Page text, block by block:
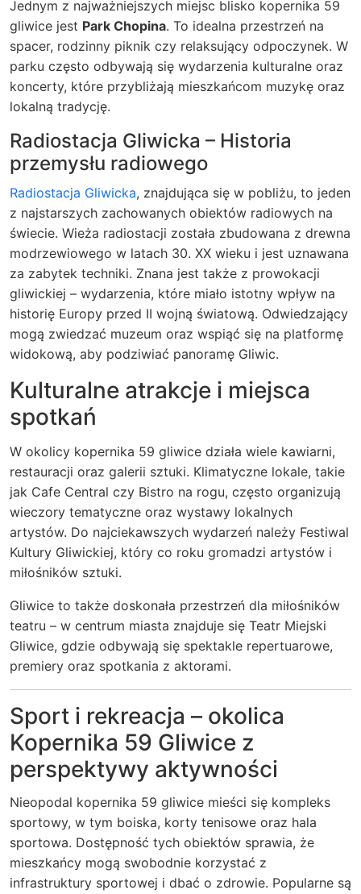
Jednym z najważniejszych miejsc blisko kopernika 59
gliwice jest Park Chopina. To idealna przestrzeń na
spacer, rodzinny piknik czy relaksujący odpoczynek. W
parku często odbywają się wydarzenia kulturalne oraz
koncerty, które przybliżają mieszkańcom muzykę oraz
lokalną tradycję.
Radiostacja Gliwicka – Historia
przemysłu radiowego
Radiostacja Gliwicka, znajdująca się w pobliżu, to jeden
z najstarszych zachowanych obiektów radiowych na
świecie. Wieża radiostacji została zbudowana z drewna
modrzewiowego w latach 30. XX wieku i jest uznawana
za zabytek techniki. Znana jest także z prowokacji
gliwickiej – wydarzenia, które miało istotny wpływ na
historię Europy przed II wojną światową. Odwiedzający
mogą zwiedzać muzeum oraz wspiąć się na platformę
widokową, aby podziwiać panoramę Gliwic.
Kulturalne atrakcje i miejsca
spotkań
W okolicy kopernika 59 gliwice działa wiele kawiarni,
restauracji oraz galerii sztuki. Klimatyczne lokale, takie
jak Cafe Central czy Bistro na rogu, często organizują
wieczory tematyczne oraz wystawy lokalnych
artystów. Do najciekawszych wydarzeń należy Festiwal
Kultury Gliwickiej, który co roku gromadzi artystów i
miłośników sztuki.
Gliwice to także doskonała przestrzeń dla miłośników
teatru – w centrum miasta znajduje się Teatr Miejski
Gliwice, gdzie odbywają się spektakle repertuarowe,
premiery oraz spotkania z aktorami.
Sport i rekreacja – okolica
Kopernika 59 Gliwice z
perspektywy aktywności
Nieopodal kopernika 59 gliwice mieści się kompleks
sportowy, w tym boiska, korty tenisowe oraz hala
sportowa. Dostępność tych obiektów sprawia, że
mieszkańcy mogą swobodnie korzystać z
infrastruktury sportowej i dbać o zdrowie. Popularne są